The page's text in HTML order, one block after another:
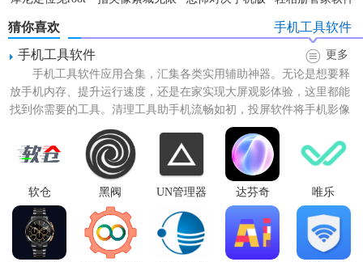
猜你喜欢
手机工具软件
手机工具软件
更多
手机工具软件应用合集，汇集各类实用辅助神器。无论是想要释
放手机内存、提升运行速度，还是在家实现大屏观影体验，这里都能
找到你需要的工具。清理工具助手机流畅如初，投屏软件将手机影像
轻松投射至电视，满足你多...
软仓 黑阀 UN管理器 达芬奇 唯乐